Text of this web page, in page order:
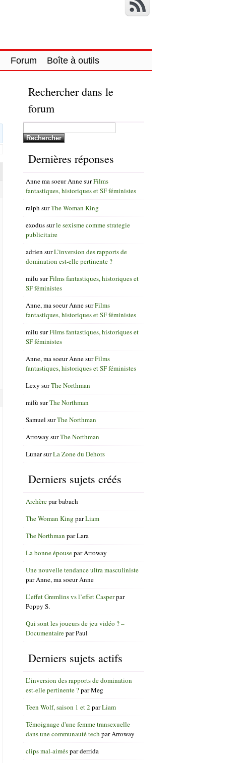
Forum Boîte à outils
Rechercher dans le
forum
Dernières réponses
Anne ma soeur AnnesurFilms
fantastiques, historiques et SF féministes
ralph surThe Woman King
exodussurle sexisme comme strategie
publicitaire
adrien surL’inversion des rapports de
domination est-elle pertinente ?
milu surFilms fantastiques, historiques et
SF féministes
Anne, ma soeur AnnesurFilms
fantastiques, historiques et SF féministes
milu surFilms fantastiques, historiques et
SF féministes
Anne, ma soeur AnnesurFilms
fantastiques, historiques et SF féministes
Lexy surThe Northman
milù surThe Northman
Samuel surThe Northman
Arroway surThe Northman
LunarsurLa Zone du Dehors
Derniers sujets créés
Archèreparbabach
The Woman King parLiam
The Northman parLara
La bonne épouseparArroway
Une nouvelle tendance ultra masculiniste
parAnne, ma soeur Anne
L’effet Gremlins vs l’effet Casperpar
Poppy S.
Qui sont les joueurs de jeu vidéo ? –
DocumentaireparPaul
Derniers sujets actifs
L’inversion des rapports de domination
est-elle pertinente ?parMeg
Teen Wolf, saison 1 et 2 parLiam
Témoignage d'une femme transexuelle
dans une communauté tech parArroway
clips mal-aimésparderrida